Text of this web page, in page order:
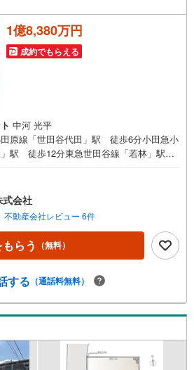
1億8,380万円
成約でもらえる
中河 光平
原線「世田谷代田」駅 徒歩6分小田急小
」駅 徒歩12分東急世田谷線「若林」駅
プランを実現しやすい物件でございま
約済みNo.2 区画:成約済みNo.3 区画:成約
平米 18,880万円〇周辺施設が充実
式会社
不動産会社レビュー 6件
らう （無料）
する （通話料無料）